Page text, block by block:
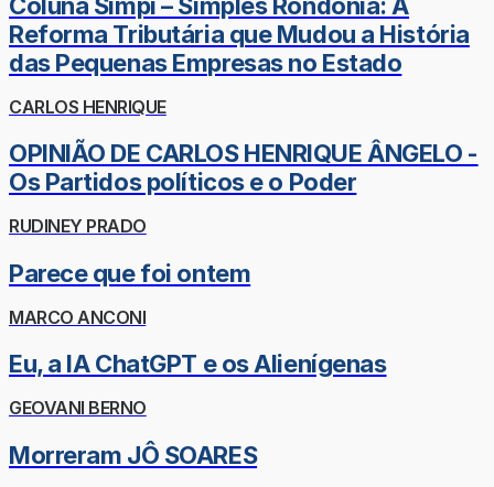
Reforma Tributária que Mudou a História
das Pequenas Empresas no Estado
CARLOS HENRIQUE
OPINIÃO DE CARLOS HENRIQUE ÂNGELO -
Os Partidos políticos e o Poder
RUDINEY PRADO
Parece que foi ontem
MARCO ANCONI
Eu, a IA ChatGPT e os Alienígenas
GEOVANI BERNO
Morreram JÔ SOARES